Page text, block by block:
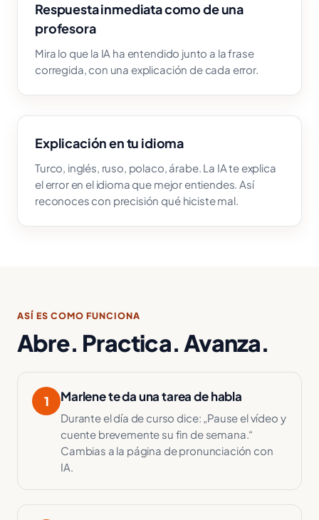
Respuesta inmediata como de una
profesora
Mira lo que la IA ha entendido junto a la frase
corregida, con una explicación de cada error.
Explicación en tu idioma
Turco, inglés, ruso, polaco, árabe. La IA te explica
el error en el idioma que mejor entiendes. Así
reconoces con precisión qué hiciste mal.
ASÍ ES COMO FUNCIONA
Abre. Practica. Avanza.
1 Marlene te da una tarea de habla
Durante el día de curso dice: „Pause el vídeo y
cuente brevemente su fin de semana.“
Cambias a la página de pronunciación con
IA.